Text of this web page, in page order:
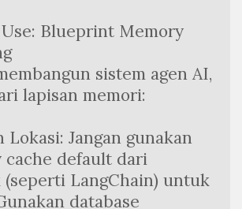
Blueprint Memory
sistem agen AI,
lapisan memori:
Lokasi: Jangan gunakan
cache default dari
LangChain) untuk
database